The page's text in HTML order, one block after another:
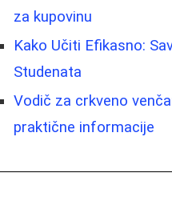
za kupovinu
Kako Učiti Efikasno:
Studenata
Vodič za crkveno
praktične informacije